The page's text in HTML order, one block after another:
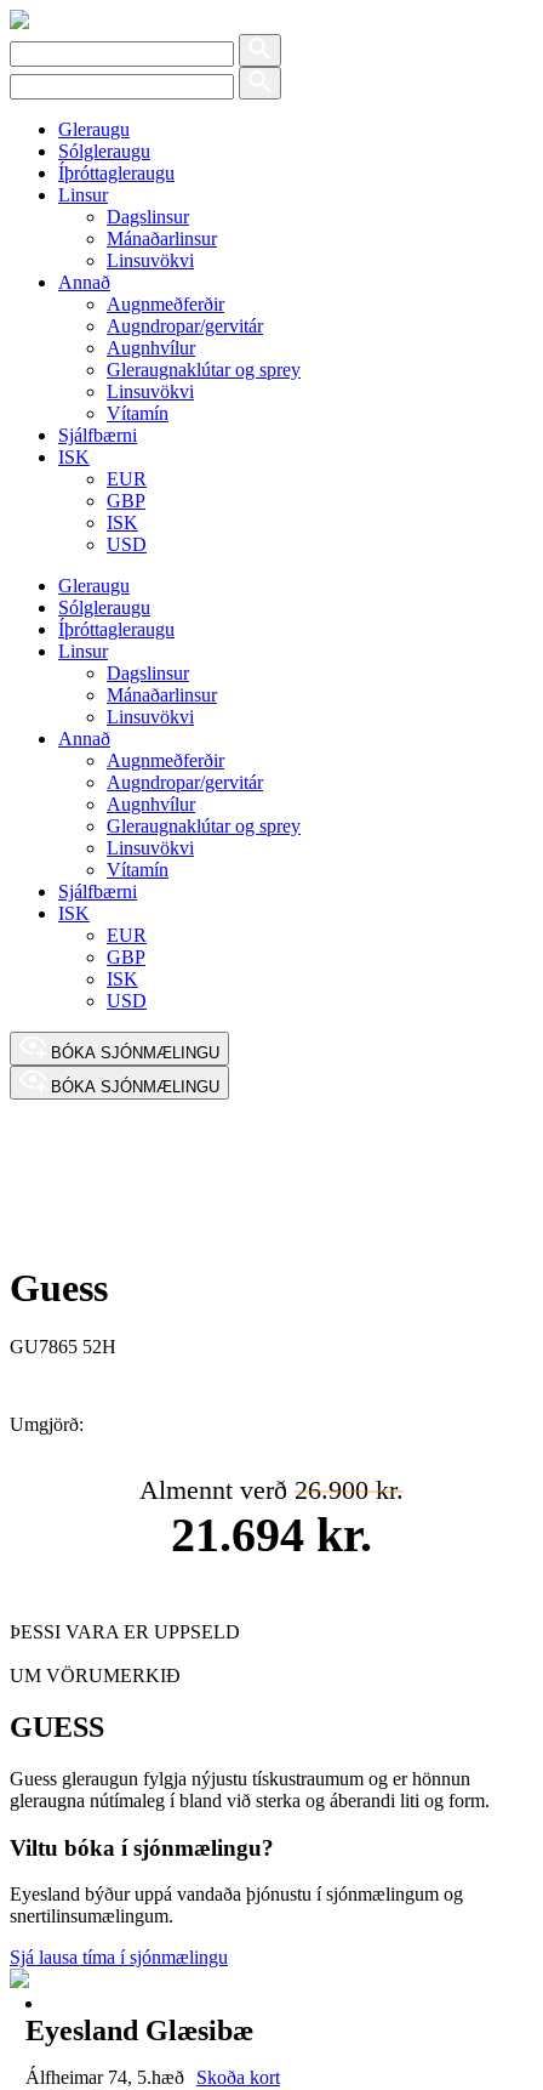
Gleraugu
Sólgleraugu
Íþróttagleraugu
Linsur
Dagslinsur
Mánaðarlinsur
Linsuvökvi
Annað
Augnmeðferðir
Augndropar/gervitár
Augnhvílur
Gleraugnaklútar og sprey
Linsuvökvi
Vítamín
Sjálfbærni
ISK
EUR
GBP
ISK
USD
Gleraugu
Sólgleraugu
Íþróttagleraugu
Linsur
Dagslinsur
Mánaðarlinsur
Linsuvökvi
Annað
Augnmeðferðir
Augndropar/gervitár
Augnhvílur
Gleraugnaklútar og sprey
Linsuvökvi
Vítamín
Sjálfbærni
ISK
EUR
GBP
ISK
USD
BÓKA SJÓNMÆLINGU
BÓKA SJÓNMÆLINGU
Guess
GU7865 52H
Umgjörð:
Almennt verð 26.900 kr.
21.694 kr.
ÞESSI VARA ER UPPSELD
UM VÖRUMERKIÐ
GUESS
Guess gleraugun fylgja nýjustu tískustraumum og er hönnun
gleraugna nútímaleg í bland við sterka og áberandi liti og form.
Viltu bóka í sjónmælingu?
Eyesland býður uppá vandaða þjónustu í sjónmælingum og
snertilinsumælingum.
Sjá lausa tíma í sjónmælingu
Eyesland Glæsibæ
Álfheimar 74, 5.hæð
Skoða kort